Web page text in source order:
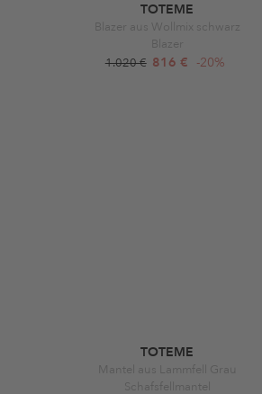
TOTEME
Blazer aus Wollmix schwarz
Blazer
1.020 € 816 € -20%
TOTEME
Mantel aus Lammfell Grau
Schafsfellmantel